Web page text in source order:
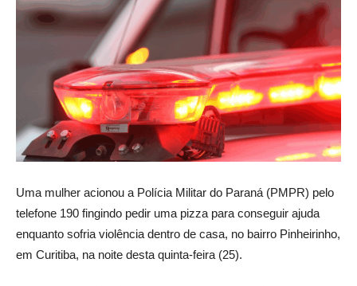
Uma mulher acionou a Polícia Militar do Paraná (PMPR) pelo
telefone 190 fingindo pedir uma pizza para conseguir ajuda
enquanto sofria violência dentro de casa, no bairro Pinheirinho,
em Curitiba, na noite desta quinta-feira (25).